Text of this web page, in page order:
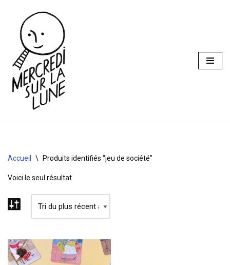
Aller
contenu
Accueil \ Produits identifiés “jeu de société”
Voici le seul résultat